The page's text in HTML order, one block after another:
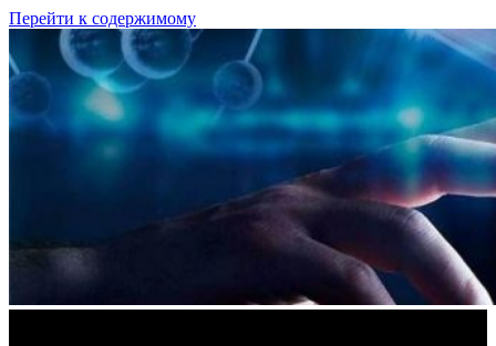
Перейти к содержимому